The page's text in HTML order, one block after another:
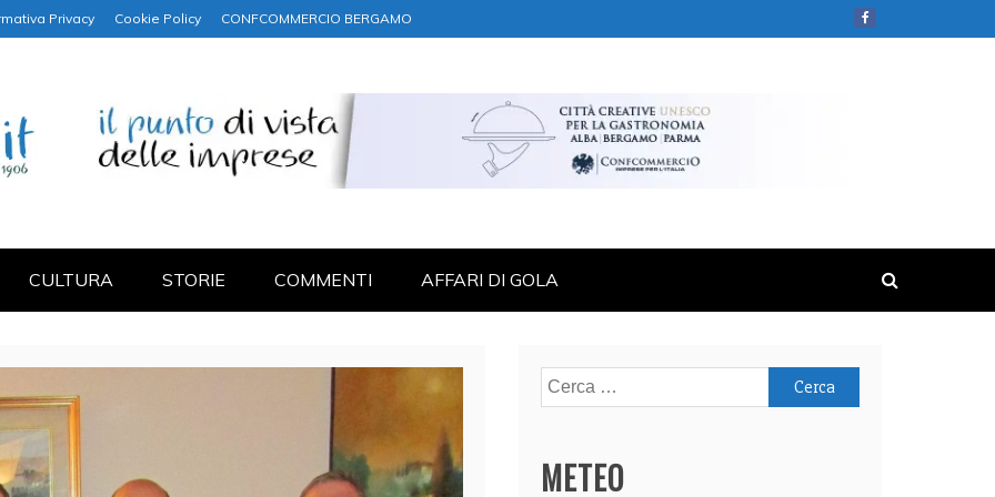
Privacy Cookie Policy CONFCOMMERCIO BERGAMO
CULTURA STORIE COMMENTI AFFARI DI GOLA
Ricerca
per:
METEO